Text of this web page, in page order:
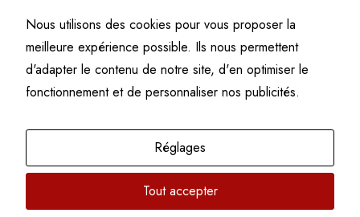
© Fine art numismatics
Politique de confidentialitéConditions générales de vente et d’utilisation
Mentions légales
Nous utilisons des cookies pour vous proposer la
meilleure expérience possible. Ils nous permettent
d'adapter le contenu de notre site, d'en optimiser le
fonctionnement et de personnaliser nos publicités.
Réglages
Tout accepter
fonctionnalité
et la
structure du
site Web, en